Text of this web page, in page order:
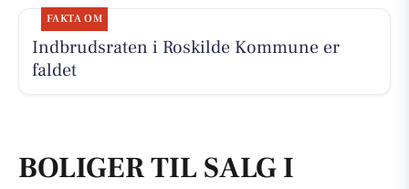
FAKTA OM
Indbrudsraten i Roskilde Kommune er
faldet
BOLIGER TIL SALG I